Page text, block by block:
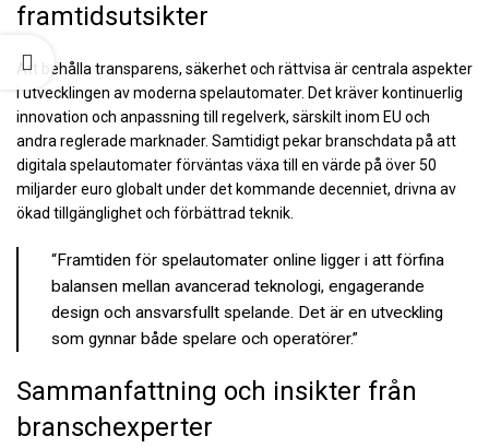
framtidsutsikter
Att behålla transparens, säkerhet och rättvisa är centrala aspekter
i utvecklingen av moderna spelautomater. Det kräver kontinuerlig
innovation och anpassning till regelverk, särskilt inom EU och
andra reglerade marknader. Samtidigt pekar branschdata på att
digitala spelautomater förväntas växa till en värde på över 50
miljarder euro globalt under det kommande decenniet, drivna av
ökad tillgänglighet och förbättrad teknik.
“Framtiden för spelautomater online ligger i att förfina
balansen mellan avancerad teknologi, engagerande
design och ansvarsfullt spelande. Det är en utveckling
som gynnar både spelare och operatörer.”
Sammanfattning och insikter från
branschexperter